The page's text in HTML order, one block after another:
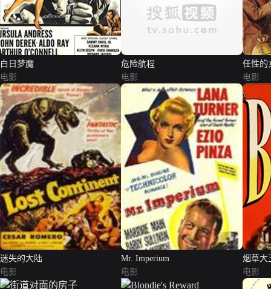
白日梦魔
电影
危险航程
电影
任性的
电影
迷失的大陆
电影
Mr. Imperium
电影
烟草大
电影